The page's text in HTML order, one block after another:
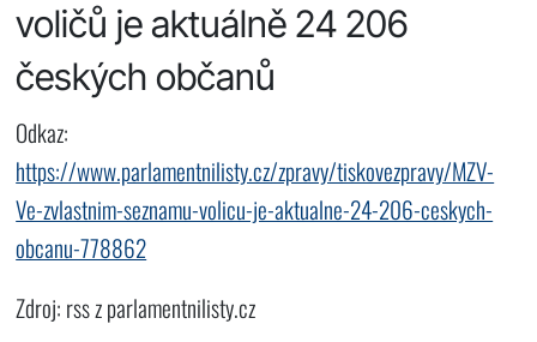
voličů je aktuálně 24 206
českých občanů
Odkaz:
https://www.parlamentnilisty.cz/zpravy/tiskovezpravy/MZV-
Ve-zvlastnim-seznamu-volicu-je-aktualne-24-206-ceskych-
obcanu-778862
Zdroj: rss z parlamentnilisty.cz